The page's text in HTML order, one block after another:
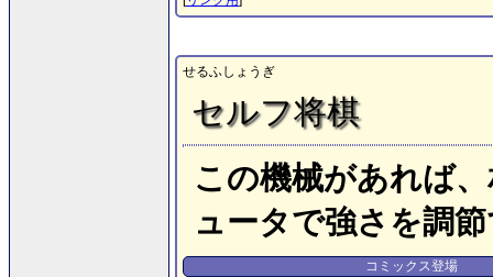
せるふしょうぎ
セルフ将棋
この機械があれば
ュータで強さを調
コミックス登場